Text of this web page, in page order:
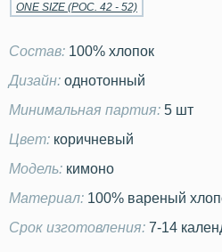
ONE SIZE (РОС. 42 - 52)
Состав: 100% хлопок
Дизайн: однотонный
Минимальная партия: 5 шт
Цвет: коричневый
Модель: кимоно
Материал: 100% вареный
Срок изготовления: 7-14